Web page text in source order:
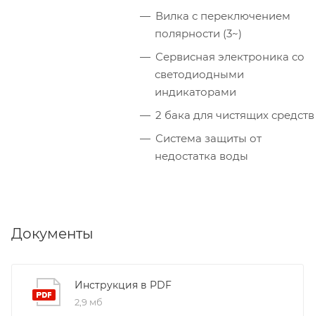
Вилка с переключением
полярности (3~)
Сервисная электроника со
светодиодными
индикаторами
2 бака для чистящих средств
Система защиты от
недостатка воды
Документы
Инструкция в PDF
2,9 мб